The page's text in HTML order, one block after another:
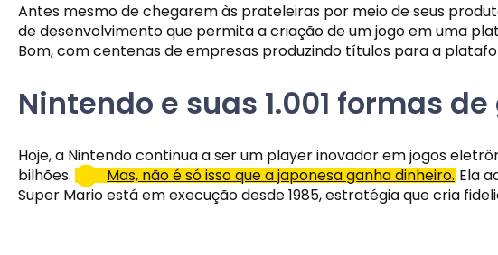
Antes mesmo de chegarem às prateleiras por meio de seus
de desenvolvimento que permita a criação de um jogo em uma
Bom, com centenas de empresas produzindo títulos para a
Nintendo e suas 1.001 formas
Hoje, a Nintendo continua a ser um player inovador em jogos
bilhões.
Mas, não é só isso que a japonesa ganha dinheiro. Ela
Super Mario está em execução desde 1985, estratégia que cria